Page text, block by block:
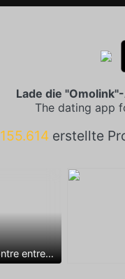
Lade die
The dating app
155.614erstellte
Rencontre entre mecs